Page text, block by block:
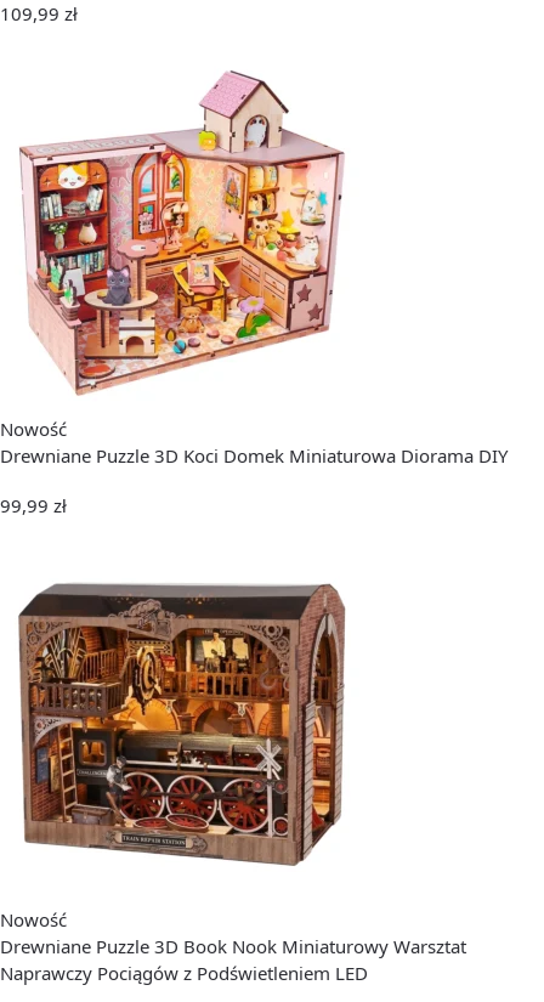
109,99 zł
Nowość
Drewniane Puzzle 3D Koci Domek Miniaturowa Diorama DIY
99,99 zł
Nowość
Drewniane Puzzle 3D Book Nook Miniaturowy Warsztat
Naprawczy Pociągów z Podświetleniem LED